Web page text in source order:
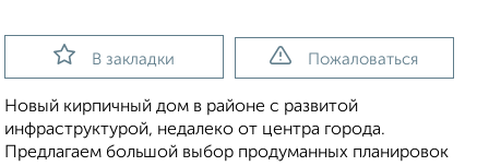
В закладки Пожаловаться
Новый кирпичный дом в районе с развитой
инфраструктурой, недалеко от центра города.
Предлагаем большой выбор продуманных планировок